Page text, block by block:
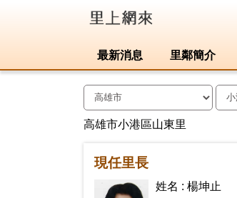
最新消息 里鄰簡介
高雄市小港區山東里
現任里長
姓名 : 楊坤止